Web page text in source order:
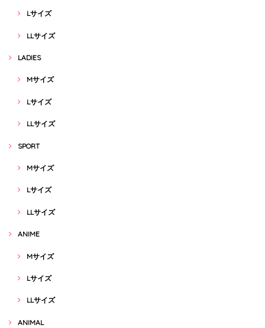
Lサイズ
LLサイズ
LADIES
Mサイズ
Lサイズ
LLサイズ
SPORT
Mサイズ
Lサイズ
LLサイズ
ANIME
Mサイズ
Lサイズ
LLサイズ
ANIMAL